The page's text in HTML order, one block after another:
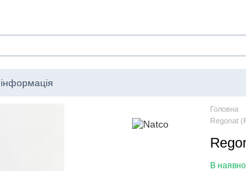
Головна
Regonat
В